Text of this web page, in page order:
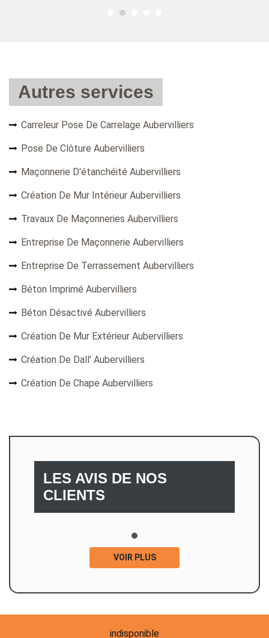
Autres services
Carreleur Pose De Carrelage Aubervilliers
Pose De Clôture Aubervilliers
Maçonnerie D'étanchéité Aubervilliers
Création De Mur Intérieur Aubervilliers
Travaux De Maçonneries Aubervilliers
Entreprise De Maçonnerie Aubervilliers
Entreprise De Terrassement Aubervilliers
Béton Imprimé Aubervilliers
Béton Désactivé Aubervilliers
Création De Mur Extérieur Aubervilliers
Création De Dall' Aubervilliers
Création De Chape Aubervilliers
LES AVIS DE NOS
CLIENTS
VOIR PLUS
indisponible